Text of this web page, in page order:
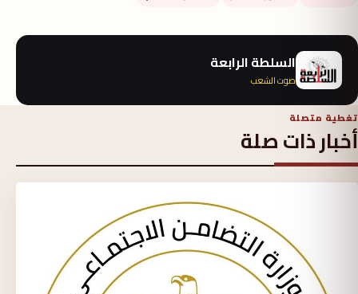
السلطة الرابعة
صوت الشعب
تغطية متصلة
أخبار ذات صلة